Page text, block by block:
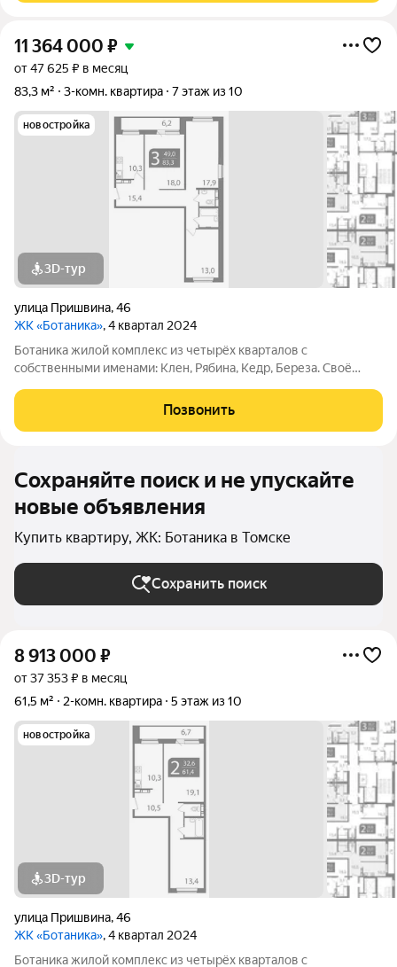
11 364 000 ₽
от 47 625 ₽ в месяц
83,3 м²
3-комн. квартира 7 этаж из 10
новостройка
3D-тур
улица Пришвина,46
ЖК «Ботаника», 4 квартал 2024
Ботаника жилой комплекс из четырёх кварталов с
собственными именами: Клен, Рябина, Кедр, Береза. Своё
розе ветров, природному ландшафту вокруг территории
проекта и качественному озеленению
Позвонить
Сохраняйте поиск и не упускайте
новые объявления
Купить квартиру, ЖК: Ботаника в Томске
Сохранить поиск
8 913 000 ₽
от 37 353 ₽ в месяц
61,5 м²
2-комн. квартира 5 этаж из 10
новостройка
3D-тур
улица Пришвина,46
ЖК «Ботаника», 4 квартал 2024
Ботаника жилой комплекс из четырёх кварталов с